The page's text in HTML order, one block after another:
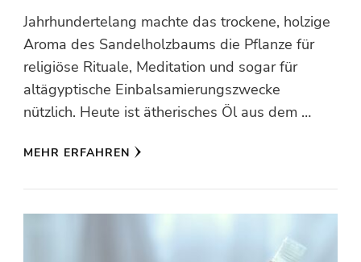
Jahrhundertelang machte das trockene, holzige
Aroma des Sandelholzbaums die Pflanze für
religiöse Rituale, Meditation und sogar für
altägyptische Einbalsamierungszwecke
nützlich. Heute ist ätherisches Öl aus dem …
MEHR ERFAHREN